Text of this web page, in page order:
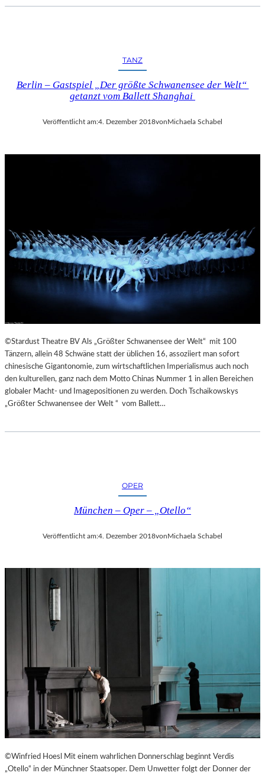
TANZ
Berlin – Gastspiel „Der größte Schwanensee der Welt“
getanzt vom Ballett Shanghai
Veröffentlicht am:4. Dezember 2018von Michaela Schabel
©Stardust Theatre BV Als „Größter Schwanensee der Welt“ mit 100
Tänzern, allein 48 Schwäne statt der üblichen 16, assoziiert man sofort
chinesische Gigantonomie, zum wirtschaftlichen Imperialismus auch noch
den kulturellen, ganz nach dem Motto Chinas Nummer 1 in allen Bereichen
globaler Macht- und Imagepositionen zu werden. Doch Tschaikowskys
„Größter Schwanensee der Welt “ vom Ballett…
OPER
München – Oper – „Otello“
Veröffentlicht am:4. Dezember 2018von Michaela Schabel
©Winfried Hoesl Mit einem wahrlichen Donnerschlag beginnt Verdis
„Otello“ in der Münchner Staatsoper. Dem Unwetter folgt der Donner der